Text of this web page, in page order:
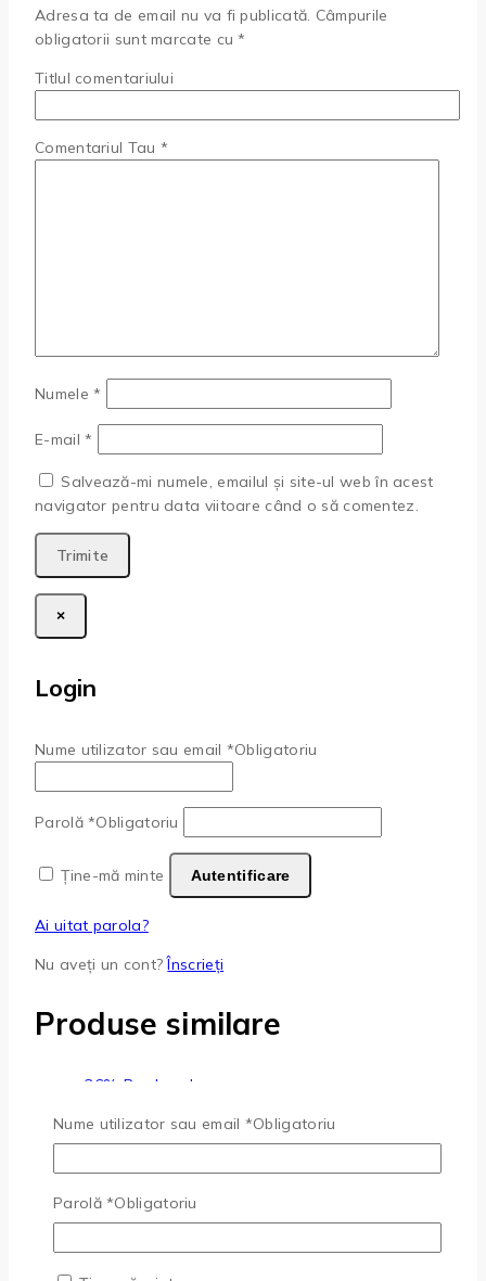
Adresa ta de email nu va fi publicată. Câmpurile
obligatorii sunt marcate cu*
Titlul comentariului
Comentariul Tau *
Numele*
E-mail*
Salvează-mi numele, emailul și site-ul web în acest
navigator pentru data viitoare când o să comentez.
×
Login
Nume utilizator sau email *Obligatoriu
Parolă*Obligatoriu
Ține-mă minte Autentificare
Ai uitat parola?
Nu aveți un cont?Înscrieți
Produse similare
-26% Produse la vanzare
Adaugă La Favorite Quick View
PENSETA LOOKME EXPERT
350MDL Prețul inițial a fost:
Nume utilizator sau email *Obligatoriu
Parolă*Obligatoriu